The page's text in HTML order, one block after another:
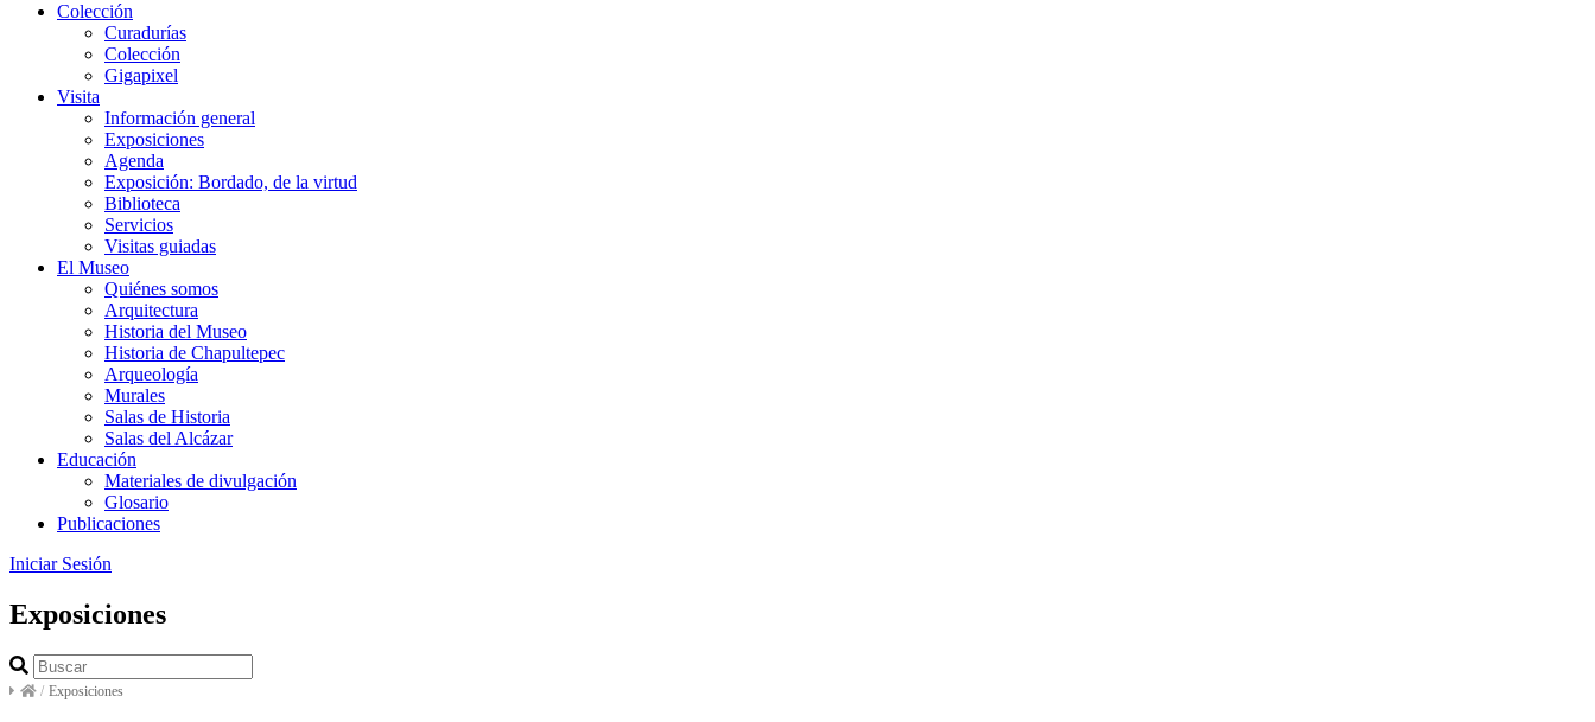
Colección
Curadurías
Colección
Gigapixel
Visita
Información general
Exposiciones
Agenda
Exposición: Bordado, de la virtud
Biblioteca
Servicios
Visitas guiadas
El Museo
Quiénes somos
Arquitectura
Historia del Museo
Historia de Chapultepec
Arqueología
Murales
Salas de Historia
Salas del Alcázar
Educación
Materiales de divulgación
Glosario
Publicaciones
Iniciar Sesión
Exposiciones
/ Exposiciones